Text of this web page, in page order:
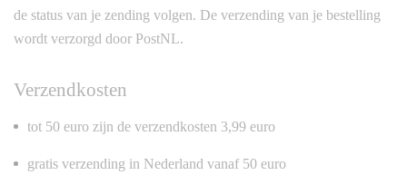
de status van je zending volgen. De verzending van je bestelling
wordt verzorgd door PostNL.
Verzendkosten
tot 50 euro zijn de verzendkosten 3,99 euro
gratis verzending in Nederland vanaf 50 euro